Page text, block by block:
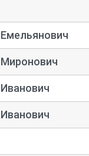
Емельянович
Миронович
Иванович
Иванович